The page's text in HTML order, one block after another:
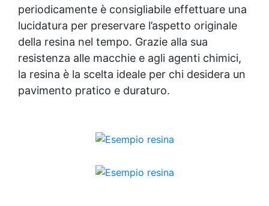
periodicamente è consigliabile effettuare una
lucidatura per preservare l’aspetto originale
della resina nel tempo. Grazie alla sua
resistenza alle macchie e agli agenti chimici,
la resina è la scelta ideale per chi desidera un
pavimento pratico e duraturo.